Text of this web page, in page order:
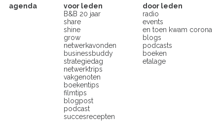
agenda
voor leden
B&B 20 jaar
share
shine
grow
netwerkavonden
businessbuddy
strategiedag
netwerktrips
vakgenoten
boekentips
filmtips
blogpost
podcast
succesrecepten
door leden
radio
events
en toen kwam corona
blogs
podcasts
boeken
etalage